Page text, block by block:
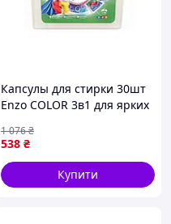
Капсулы для стирки 30шт
Enzo COLOR 3в1 для ярких
свежести и защитой
волокон
538 ₴
1 076₴
Купити